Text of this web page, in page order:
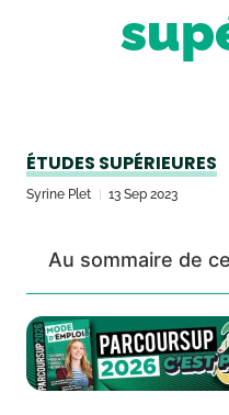
ÉTUDES SUPÉRIEURES
Syrine Plet 13 Sep 2023
Au sommaire de